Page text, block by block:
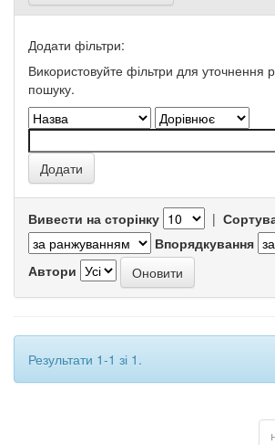
Додати фільтри:
Використовуйте фільтри для уточнення
пошуку.
Вивести на сторінку |
Впорядкування
Автори
Результати 1-1 зі 1.